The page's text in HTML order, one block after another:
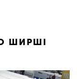
ШИРШІ